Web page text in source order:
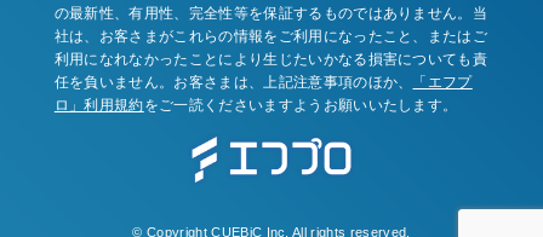
の最新性、有用性、完全性等を保証するものではありません。当
社は、お客さまがこれらの情報をご利用になったこと、またはご
利用になれなかったことにより生じたいかなる損害についても責
任を負いません。お客さまは、上記注意事項のほか、
「エフプ
ロ」利用規約をご一読くださいますようお願いいたします。
© Copyright CUEBiC Inc. All rights reserved.